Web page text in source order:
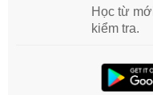
Học từ
kiểm tra.